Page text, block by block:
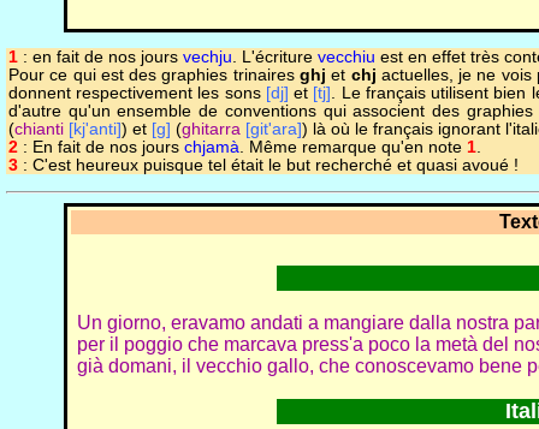
1 : en fait de nos jours vechju. L'écriture vecchiu est en effet très
Pour ce qui est des graphies trinaires ghj et chj actuelles, je ne
donnent respectivement les sons [dj] et [tj] . Le français utilisent bien
d'autre qu'un ensemble de conventions qui associent des
(chianti [kj'anti]) et [g] (ghitarra [git'ara]) là où le français ignorant
2 : En fait de nos jours chjamà. Même remarque qu'en note 1.
3 : C'est heureux puisque tel était le but recherché et quasi avoué !
Un giorno, eravamo andati a mangiare dalla nostra
per il poggio che marcava press'a poco la metà del
già domani, il vecchio gallo, che conoscevamo bene